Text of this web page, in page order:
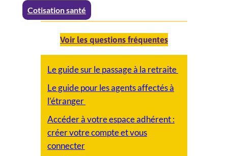
Cotisation santé
Voir les questions fréquentes
Le guide sur le passage à la retraite
Le guide pour les agents affectés à
l’étranger
Accéder à votre espace adhérent :
créer votre compte et vous
connecter